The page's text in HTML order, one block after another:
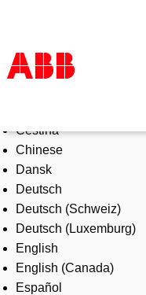
Products & Solutions
Industries
Services
About us
Where to buy
Contact us
Careers
Čeština
Chinese
Dansk
Deutsch
Deutsch (Schweiz)
Deutsch (Luxemburg)
English
English (Canada)
Español